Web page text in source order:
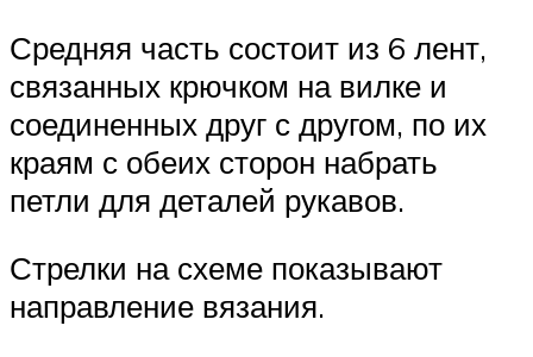
Средняя часть состоит из 6 лент,
связанных крючком на вилке и
соединенных друг с другом, по их
краям с обеих сторон набрать
петли для деталей рукавов.
Стрелки на схеме показывают
направление вязания.